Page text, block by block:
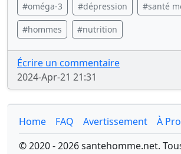
#oméga-3 #dépression #santé
#hommes #nutrition
Écrire un commentaire
2024-Apr-21 21:31
Home FAQ Avertissement
À
© 2020 - 2026 santehomme.net.